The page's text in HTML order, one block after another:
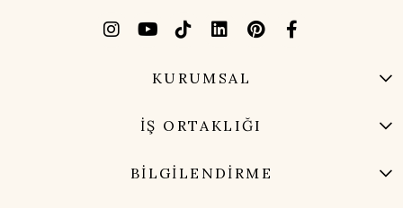
KURUMSAL
İŞ ORTAKLIĞI
BİLGİLENDİRME